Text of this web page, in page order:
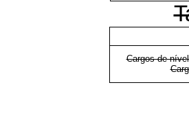
Cargos de